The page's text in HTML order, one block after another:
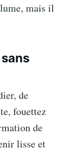
mais il
de
fouettez
de
lisse et